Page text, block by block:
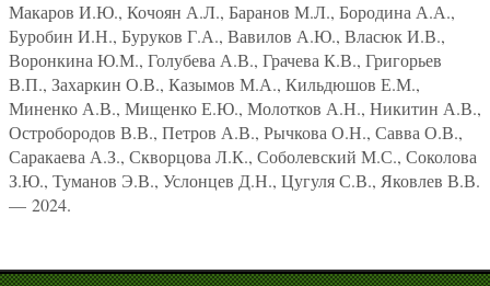
Макаров И.Ю., Кочоян А.Л., Баранов М.Л., Бородина А.А.,
Буробин И.Н., Буруков Г.А., Вавилов А.Ю., Власюк И.В.,
Воронкина Ю.М., Голубева А.В., Грачева К.В., Григорьев
В.П., Захаркин О.В., Казымов М.А., Кильдюшов Е.М.,
Миненко А.В., Мищенко Е.Ю., Молотков А.Н., Никитин А.В.,
Остробородов В.В., Петров А.В., Рычкова О.Н., Савва О.В.,
Саракаева А.З., Скворцова Л.К., Соболевский М.С., Соколова
З.Ю., Туманов Э.В., Услонцев Д.Н., Цугуля С.В., Яковлев В.В.
— 2024.